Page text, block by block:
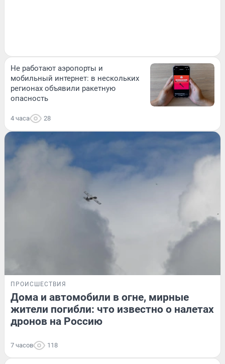
Не работают аэропорты и
мобильный интернет: в нескольких
регионах объявили ракетную
опасность
4 часа 28
ПРОИСШЕСТВИЯ
Дома и автомобили в огне, мирные
жители погибли: что известно о налетах
дронов на Россию
7 часов 118